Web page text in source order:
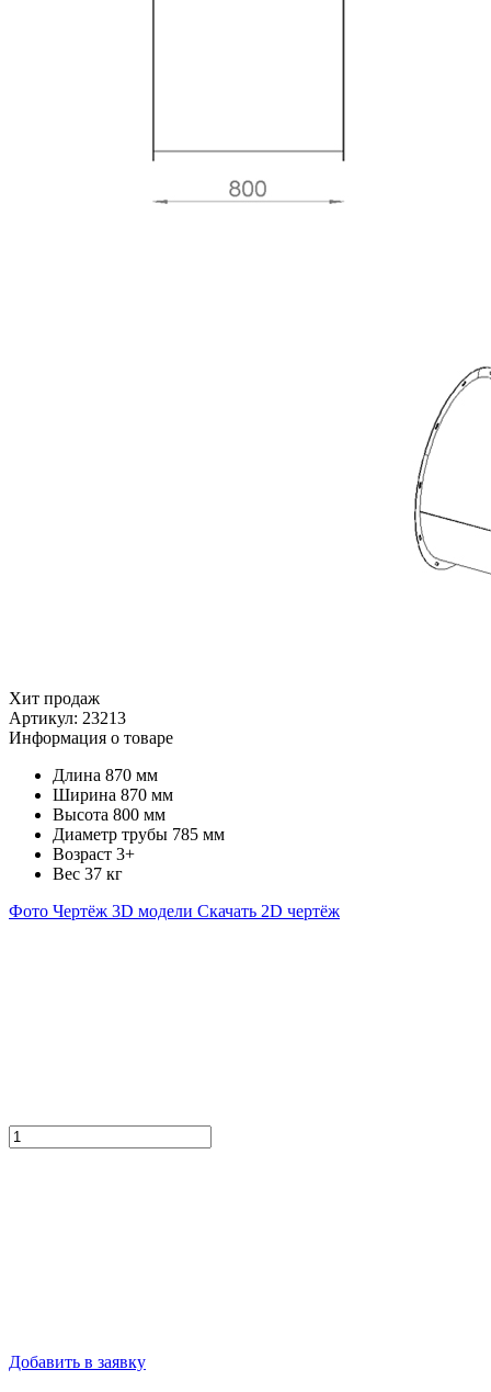
Хит продаж
Артикул: 23213
Информация о товаре
Длина 870 мм
Ширина 870 мм
Высота 800 мм
Диаметр трубы 785 мм
Возраст 3+
Вес 37 кг
Фото Чертёж 3D модели Скачать 2D чертёж
Добавить в заявку